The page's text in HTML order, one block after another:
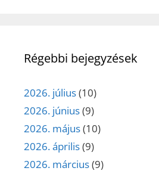
Régebbi bejegyzések
2026. július(10)
2026. június(9)
2026. május(10)
2026. április(9)
2026. március(9)